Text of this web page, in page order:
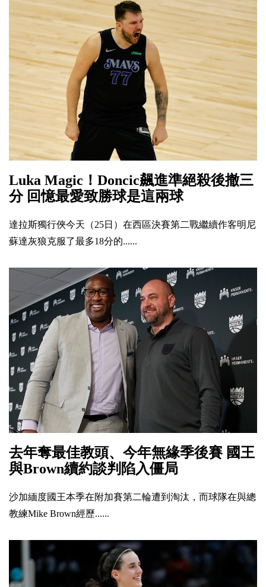
Luka Magic！Doncic飆進準絕殺後撤三
分 回憶最愛致勝球是這兩球
達拉斯獨行俠今天（25日）在西區決賽第二戰繼續作客明尼
蘇達灰狼克服了最多18分的......
去年奪最佳教頭、今年無緣季後賽 國王
與Brown續約談判陷入僵局
沙加緬度國王本季在附加賽第二輪遭到淘汰，而球隊在與總
教練Mike Brown經歷......